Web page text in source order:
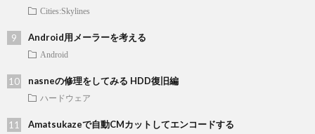
Cities:Skylines
Android用メーラーを考える
Android
nasneの修理をしてみる HDD復旧編
ハードウェア
Amatsukazeで自動CMカットしてエンコードする